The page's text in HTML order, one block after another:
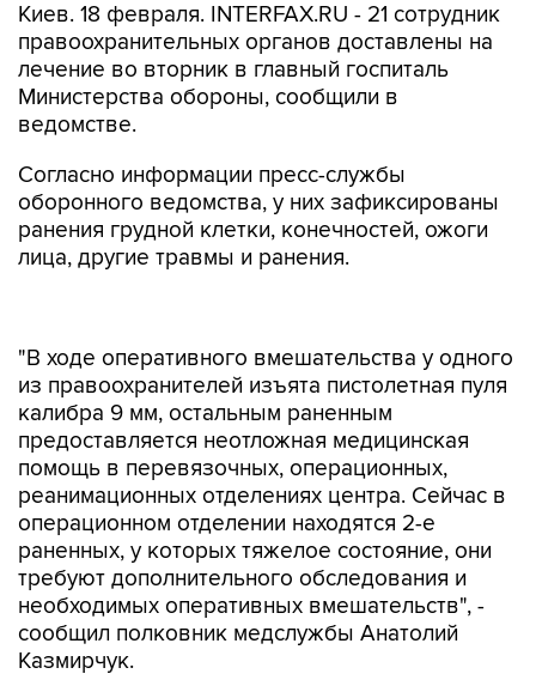
Киев. 18 февраля. INTERFAX.RU - 21 сотрудник
правоохранительных органов доставлены на
лечение во вторник в главный госпиталь
Министерства обороны, сообщили в
ведомстве.
Согласно информации пресс-службы
оборонного ведомства, у них зафиксированы
ранения грудной клетки, конечностей, ожоги
лица, другие травмы и ранения.
калибра 9 мм, остальным раненным
предоставляется неотложная медицинская
помощь в перевязочных, операционных,
реанимационных отделениях центра. Сейчас в
операционном отделении находятся 2-е
раненных, у которых тяжелое состояние, они
требуют дополнительного обследования и
необходимых оперативных вмешательств", -
сообщил полковник медслужбы Анатолий
Казмирчук.
Во вторник в центре Киева снова начались